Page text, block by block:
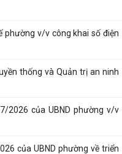
phường v/v công khai số điện
thống và Quản trị an ninh
2026 của UBND phường v/v
của UBND phường về triển